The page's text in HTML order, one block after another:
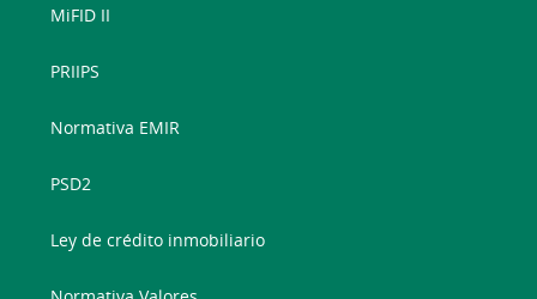
MiFID II
PRIIPS
Normativa EMIR
PSD2
Ley de crédito inmobiliario